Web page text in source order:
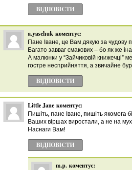
ВІДПОВІCТИ
a.yaschuk коментує:
Пане Іване, це Вам дякую за
Багато завваг смакових – бо як же
А малюнки у “Зайчиковій книжечці”
гостре несприйняття, а звичайне
ВІДПОВІCТИ
Little Jane коментує:
Пишіть, пане Іване, пишіть якомога
Ваших віршах виростали, а не на
Наснаги Вам!
ВІДПОВІCТИ
m.p. коментує: